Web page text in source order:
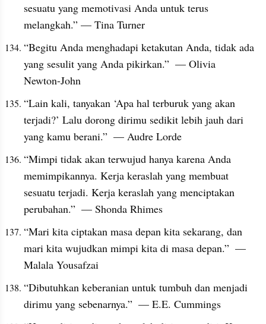
sesuatu yang memotivasi Anda untuk terus
melangkah.” — Tina Turner
“Begitu Anda menghadapi ketakutan Anda, tidak ada
yang sesulit yang Anda pikirkan.”  — Olivia
Newton-John
“Lain kali, tanyakan ‘Apa hal terburuk yang akan
terjadi?’ Lalu dorong dirimu sedikit lebih jauh dari
yang kamu berani.”  — Audre Lorde
“Mimpi tidak akan terwujud hanya karena Anda
memimpikannya. Kerja keraslah yang membuat
sesuatu terjadi. Kerja keraslah yang menciptakan
perubahan.”  — Shonda Rhimes
“Mari kita ciptakan masa depan kita sekarang, dan
mari kita wujudkan mimpi kita di masa depan.”  —
Malala Yousafzai
“Dibutuhkan keberanian untuk tumbuh dan menjadi
dirimu yang sebenarnya.”  — E.E. Cummings